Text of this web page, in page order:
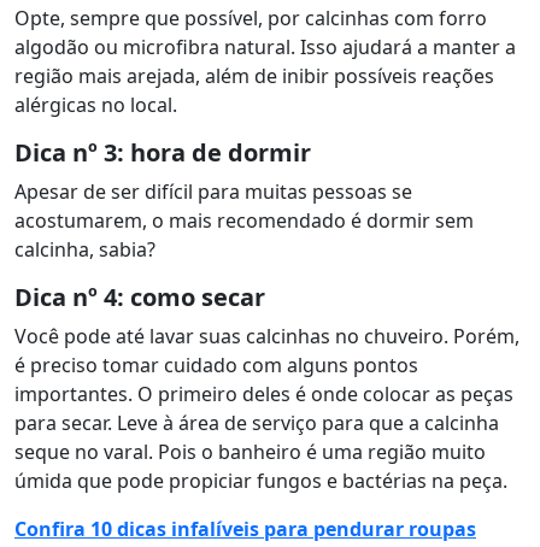
Opte, sempre que possível, por calcinhas com forro
algodão ou microfibra natural. Isso ajudará a manter a
região mais arejada, além de inibir possíveis reações
alérgicas no local.
Dica nº 3: hora de dormir
Apesar de ser difícil para muitas pessoas se
acostumarem, o mais recomendado é dormir sem
calcinha, sabia?
Dica nº 4: como secar
Você pode até lavar suas calcinhas no chuveiro. Porém,
é preciso tomar cuidado com alguns pontos
importantes. O primeiro deles é onde colocar as peças
para secar. Leve à área de serviço para que a calcinha
seque no varal. Pois o banheiro é uma região muito
úmida que pode propiciar fungos e bactérias na peça.
Confira 10 dicas infalíveis para pendurar roupas